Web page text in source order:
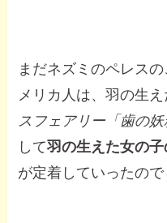
まだネズミのペレス
メリカ人は、羽の生
スフェアリー「歯の妖
して羽の生えた女の
が定着していったので